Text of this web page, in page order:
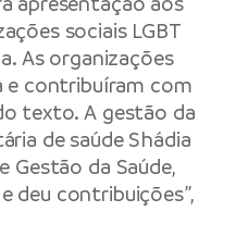
sociais LGBT
As organizações
e contribuíram com
texto. A gestão da
de saúde Shádia
Gestão da Saúde,
deu contribuições”,